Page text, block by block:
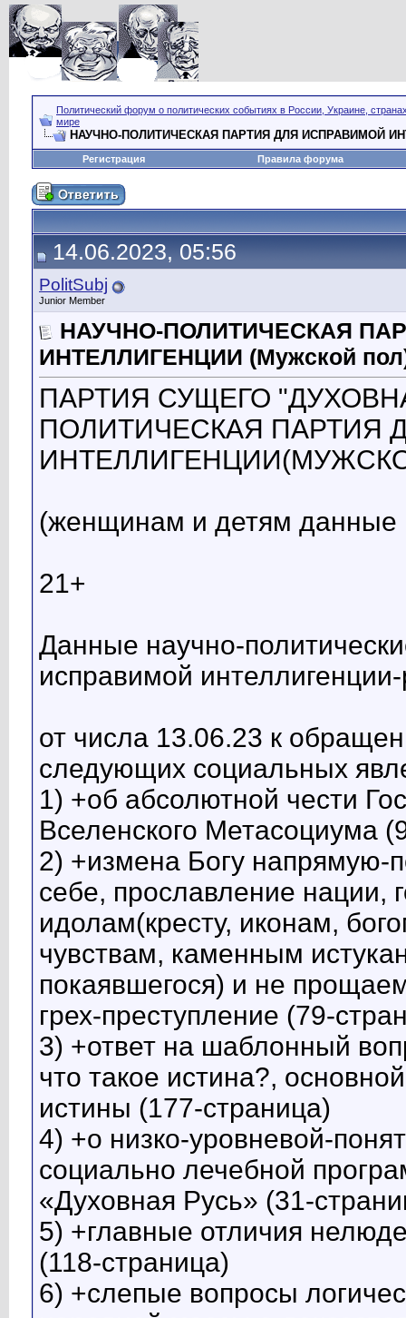
Политический форум о политических событиях в России, Украине,
мире
НАУЧНО-ПОЛИТИЧЕСКАЯ ПАРТИЯ ДЛЯ ИСПРАВИМОЙ
Регистрация Правила форума
14.06.2023, 05:56
PolitSubj
Junior Member
НАУЧНО-ПОЛИТИЧЕСКАЯ
ИНТЕЛЛИГЕНЦИИ (Мужской
ПАРТИЯ СУЩЕГО
ПОЛИТИЧЕСКАЯ ПАРТИЯ
(женщинам и детям
21+
Данные научно-
исправимой
от числа 13.06.23 к
следующих социальных
1) +об абсолютной чести
Вселенского Метасоциума
2) +измена Богу напрямую-
себе, прославление нации,
идолам(кресту, иконам,
чувствам, каменным
покаявшегося) и не
грех-преступление (79-
3) +ответ на шаблонный
что такое истина?,
истины (177-страница)
4) +о низко-уровневой-
социально лечебной
«Духовная Русь» (31-
5) +главные отличия
(118-страница)
6) +слепые вопросы